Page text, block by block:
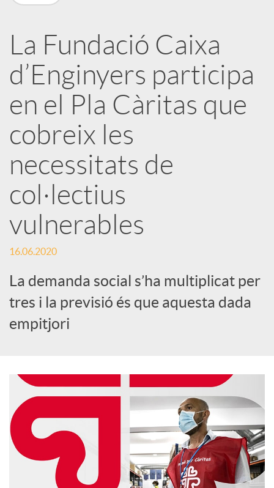
a
r
x
e
s
S
o
c
l
s
La Fundació Caixa
d’Enginyers participa
en el Pla Càritas que
cobreix les
necessitats de
col·lectius
vulnerables
16.06.2020
La demanda social s’ha multiplicat per
tres i la previsió és que aquesta dada
empitjori